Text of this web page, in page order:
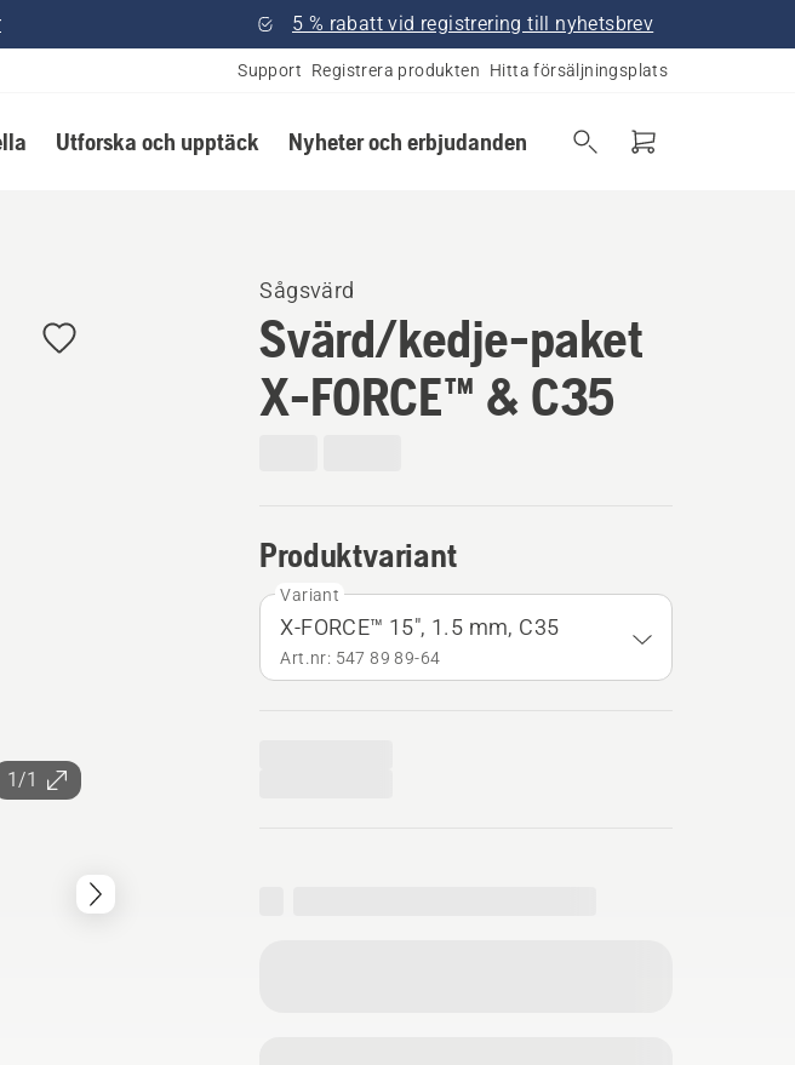
5 % rabatt vid registrering till nyhetsbrev
Support Registrera produkten Hitta försäljningsplats
Utforska och upptäck Nyheter och erbjudanden
1/1
Sågsvärd
Svärd/kedje-paket
X-FORCE™ & C35
Produktvariant
Variant
X-FORCE™ 15", 1.5 mm, C35
Art.nr: 547 89 89‑64